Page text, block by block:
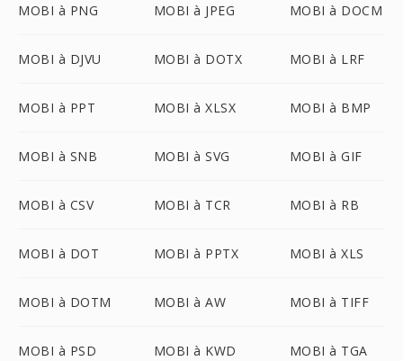
MOBI à PNG MOBI à JPEG MOBI à DOCM
MOBI à DJVU MOBI à DOTX MOBI à LRF
MOBI à PPT MOBI à XLSX MOBI à BMP
MOBI à SNB MOBI à SVG MOBI à GIF
MOBI à CSV MOBI à TCR MOBI à RB
MOBI à DOT MOBI à PPTX MOBI à XLS
MOBI à DOTM MOBI à AW MOBI à TIFF
MOBI à PSD MOBI à KWD MOBI à TGA